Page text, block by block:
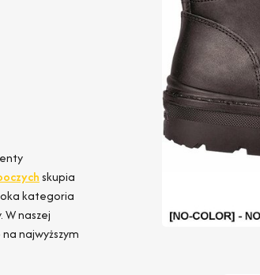
skupia
kategoria
naszej
najwyższym